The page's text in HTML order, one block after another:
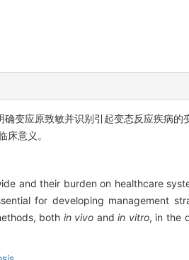
变应原致敏并识别引起变态反应疾病
意义。
and their burden on healthcare
for developing management
both in vivo andin vitro, in the